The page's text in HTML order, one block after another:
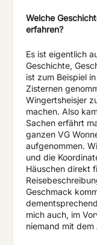
Welche
erfahren?
Es ist eigentlich
Geschichte,
ist zum Beispiel
Zisternen
Wingertsheisjer
machen. Also
Sachen erfährt
ganzen VG
aufgenommen.
und die
Häuschen direkt
Geschmack
mich auch, im
niemand mit